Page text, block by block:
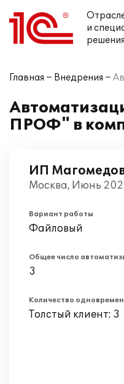
и
решения
Главная Внедрения
ПРОФ" в
ИП
Москва, Июнь
Вариант работы
Файловый
Общее число
3
Количество
Толстый клиент: 3